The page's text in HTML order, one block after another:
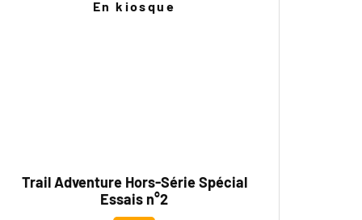
En kiosque
Trail Adventure Hors-Série Spécial
Essais n°2